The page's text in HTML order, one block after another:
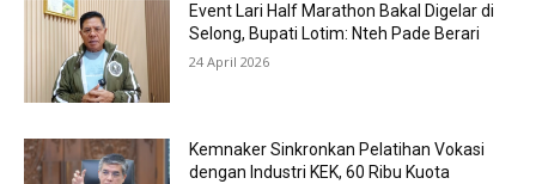
Event Lari Half Marathon Bakal Digelar di
Selong, Bupati Lotim: Nteh Pade Berari
24 April 2026
Kemnaker Sinkronkan Pelatihan Vokasi
dengan Industri KEK, 60 Ribu Kuota